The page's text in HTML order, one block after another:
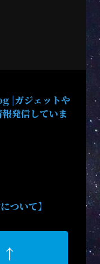
|ガジェットや
発信していま
ついて】
↑